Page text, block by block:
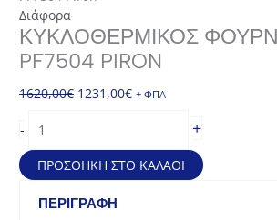
Διάφορα
ΚΥΚΛΟΘΕΡΜΙΚΌΣ
PF7504 PIRON
1620,00€ Original
1620,00€.
1231,00€Η
είναι:
1231,00€.
+ ΦΠΑ
-
Φούρνος
PF7504
Piron
ποσότητα
+
ΠΡΟΣΘΉΚΗ ΣΤΟ ΚΑΛΆΘΙ
ΠΕΡΙΓΡΑΦΉ